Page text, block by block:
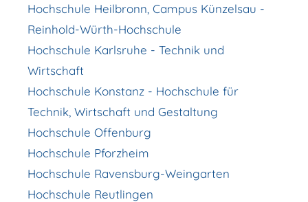
Hochschule Heilbronn, Campus Künzelsau -
Reinhold-Würth-Hochschule
Hochschule Karlsruhe - Technik und
Wirtschaft
Hochschule Konstanz - Hochschule für
Technik, Wirtschaft und Gestaltung
Hochschule Offenburg
Hochschule Pforzheim
Hochschule Ravensburg-Weingarten
Hochschule Reutlingen